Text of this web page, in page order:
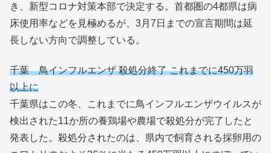
き、新型コロナ対策本部で決定する。首都圏の4都県は病
床使用率などを見極めるが、3月7日までの宣言期間は延
長しない方向で調整している。
千葉 鳥インフルエンザ 殺処分終了 これまでに450万羽
以上に
千葉県はこの冬、これまでに鳥インフルエンザウイルスが
検出された11か所の養鶏場や農場で殺処分が完了したと
発表した。殺処分されたのは、県内で飼育される採卵用の